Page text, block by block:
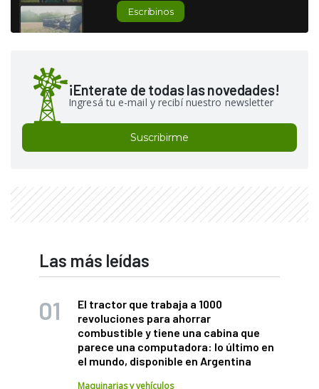
Escribinos
¡Enterate de todas las novedades!
Ingresá tu e-mail y recibí nuestro newsletter
Suscribirme
Las más leídas
El tractor que trabaja a 1000
revoluciones para ahorrar
combustible y tiene una cabina que
parece una computadora: lo último en
el mundo, disponible en Argentina
Maquinarias y vehículos